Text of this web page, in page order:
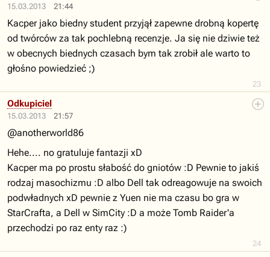
15.03.2013 21:44
23
Kacper jako biedny student przyjął zapewne drobną kopertę
od twórców za tak pochlebną recenzje. Ja się nie dziwie też
w obecnych biednych czasach bym tak zrobił ale warto to
głośno powiedzieć ;)
15.03.2013 21:57
24
Odkupiciel
@anotherworld86
Hehe.... no gratuluje fantazji xD
Kacper ma po prostu słabość do gniotów :D Pewnie to jakiś
rodzaj masochizmu :D albo Dell tak odreagowuje na swoich
podwładnych xD pewnie z Yuen nie ma czasu bo gra w
StarCrafta, a Dell w SimCity :D a może Tomb Raider'a
przechodzi po raz enty raz :)